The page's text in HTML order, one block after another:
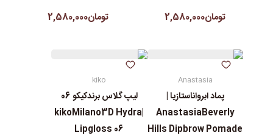
تومان2,580,000 تومان2,580,000
Anastasia
پماد ابرواناستازیا |
AnastasiaBeverly
Hills Dipbrow Pomade
kiko
لیپ گلاس‌ برندکیکو 06
|kikoMilano3D Hydra
Lipgloss 06